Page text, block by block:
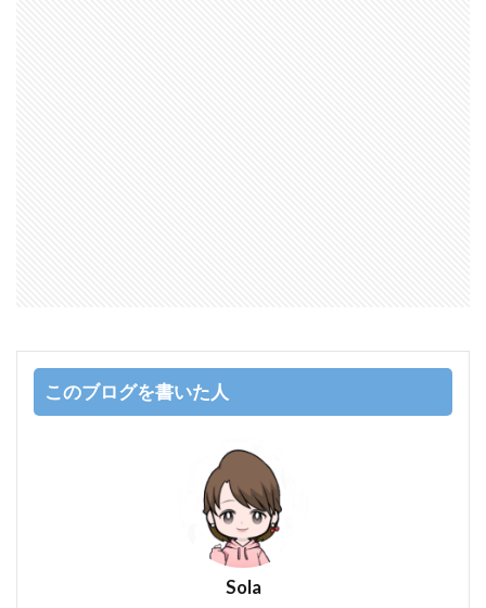
このブログを書いた人
Sola